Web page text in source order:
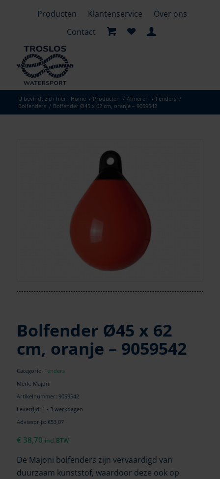
Producten Klantenservice
Over ons
Contact
U bevindt zich hier: Home / Producten / Afmeren / Fenders /
Bolfenders / Bolfender Ø45 x 62 cm, oranje – 9059542
Bolfender Ø45 x 62
cm, oranje – 9059542
Categorie: Fenders
Merk: Majoni
Artikelnummer: 9059542
Levertijd: 1 - 3 werkdagen
Adviesprijs: €53,07
€ 38,70 incl BTW
De Majoni bolfenders zijn vervaardigd van
duurzaam kunststof, waardoor deze ook op